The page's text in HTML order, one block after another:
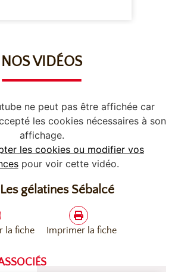
NOS VIDÉOS
ne peut pas être affichée car
les cookies nécessaires à son
affichage.
les cookies ou modifier vos
pour voir cette vidéo.
gélatines Sébalcé
la fiche Imprimer la fiche